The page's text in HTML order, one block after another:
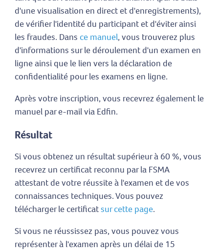
d'une visualisation en direct et d'enregistrements),
de vérifier l'identité du participant et d'éviter ainsi
les fraudes. Dans ce manuel, vous trouverez plus
d'informations sur le déroulement d'un examen en
ligne ainsi que le lien vers la déclaration de
confidentialité pour les examens en ligne.
Après votre inscription, vous recevrez également le
manuel par e-mail via Edfin.
Résultat
Si vous obtenez un résultat supérieur à 60 %, vous
recevrez un certificat reconnu par la FSMA
attestant de votre réussite à l'examen et de vos
connaissances techniques. Vous pouvez
télécharger le certificatsur cette page.
Si vous ne réussissez pas, vous pouvez vous
représenter à l'examen après un délai de 15